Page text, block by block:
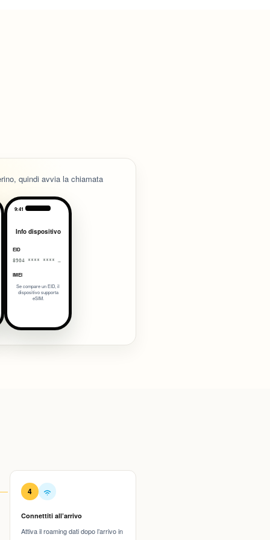
quindi avvia la chiamata
9:41
Info dispositivo
EID
8904 **** **** 0038
IMEI
Se compare un EID, il
dispositivo supporta
eSIM.
4
Connettiti all’arrivo
Attiva il roaming dati dopo l’arrivo in